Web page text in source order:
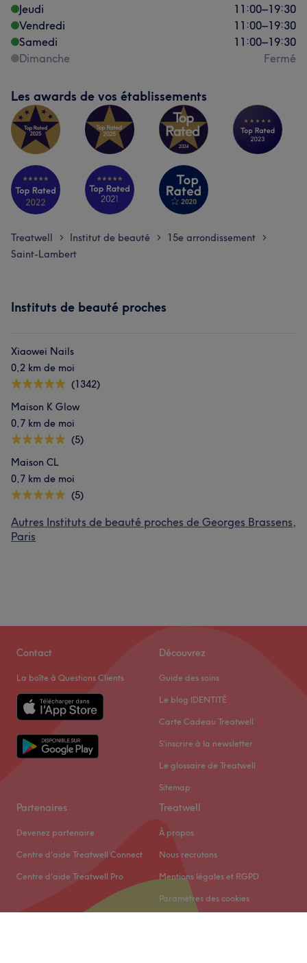
Jeudi
11:00–19:30
Vendredi
11:00–19:30
Samedi
11:00–19:30
Dimanche
Fermé
Les awards de vos établissements
Treatwell > Institut de beauté > 15e arrondissement >
Saint-Lambert
Instituts de beauté proches
Xiaowei Nails
0,2 km de moi
(1342)
Maison K Glow
0,7 km de moi
(5)
Maison CL
0,7 km de moi
(5)
Autres Instituts de beauté proches de Georges Brassens,
Paris
Contact
La boîte à Questions Clients
Découvrez
Guide des soins
Le blog IDENTITÉ
Carte Cadeau Treatwell
S'inscrire à la newsletter
Le glossaire de Treatwell
Sitemap
Partenaires
Devenez partenaire
Centre d'aide Treatwell Connect
Centre d'aide Treatwell Pro
Treatwell
À propos
Nous recrutons
Mentions légales et RGPD
Paramètres des cookies